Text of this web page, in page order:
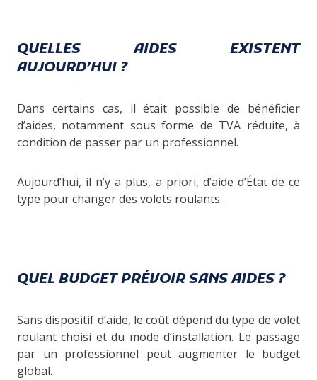
QUELLES AIDES EXISTENT
AUJOURD’HUI ?
Dans certains cas, il était possible de bénéficier
d’aides, notamment sous forme de TVA réduite, à
condition de passer par un professionnel.
Aujourd’hui, il n’y a plus, a priori, d’aide d’État de ce
type pour changer des volets roulants.
QUEL BUDGET PRÉVOIR SANS AIDES ?
Sans dispositif d’aide, le coût dépend du type de volet
roulant choisi et du mode d’installation. Le passage
par un professionnel peut augmenter le budget
global.